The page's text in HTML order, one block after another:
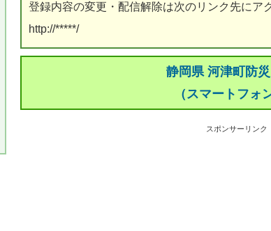
登録内容の変更・配信解除は次のリンク先にア
http://*****/
静岡県 河津町防
（スマートフォ
スポンサーリンク